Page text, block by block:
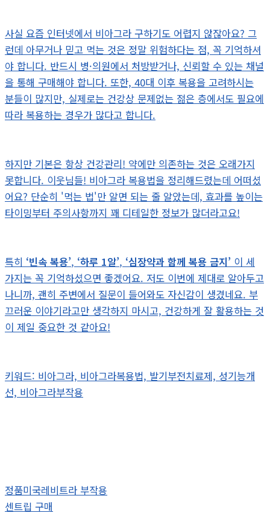
사실 요즘 인터넷에서 비아그라 구하기도 어렵지 않잖아요? 그
런데 아무거나 믿고 먹는 것은 정말 위험하다는 점, 꼭 기억하셔
야 합니다. 반드시 병·의원에서 처방받거나, 신뢰할 수 있는 채널
을 통해 구매해야 합니다. 또한, 40대 이후 복용을 고려하시는
분들이 많지만, 실제로는 건강상 문제없는 젊은 층에서도 필요에
따라 복용하는 경우가 많다고 합니다.
하지만 기본은 항상 건강관리! 약에만 의존하는 것은 오래가지
못합니다. 이웃님들! 비아그라 복용법을 정리해드렸는데 어떠셨
어요? 단순히 '먹는 법'만 알면 되는 줄 알았는데, 효과를 높이는
타이밍부터 주의사항까지 꽤 디테일한 정보가 많더라고요!
특히 ‘빈속 복용’, ‘하루 1알’, ‘심장약과 함께 복용 금지’ 이 세
가지는 꼭 기억하셨으면 좋겠어요. 저도 이번에 제대로 알아두고
나니까, 괜히 주변에서 질문이 들어와도 자신감이 생겼네요. 부
끄러운 이야기라고만 생각하지 마시고, 건강하게 잘 활용하는 것
이 제일 중요한 것 같아요!
키워드: 비아그라, 비아그라복용법, 발기부전치료제, 성기능개
선, 비아그라부작용
정품미국레비트라 부작용
센트립 구매